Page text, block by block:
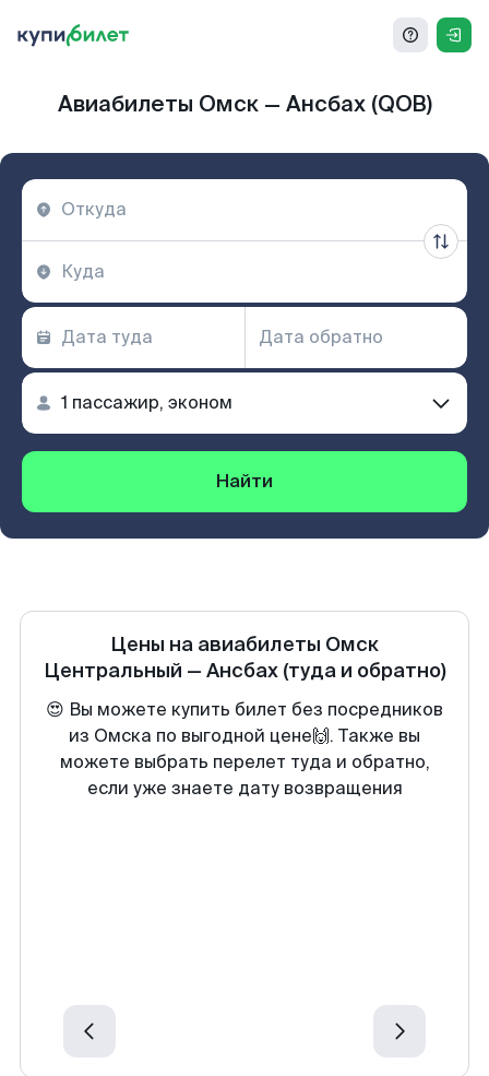
Авиабилеты Омск — Ансбах (QOB)
Найти
Цены на авиабилеты Омск
Центральный — Ансбах (туда и обратно)
😍 Вы можете купить билет без посредников
из Омска по выгодной цене🙌. Также вы
можете выбрать перелет туда и обратно,
если уже знаете дату возвращения